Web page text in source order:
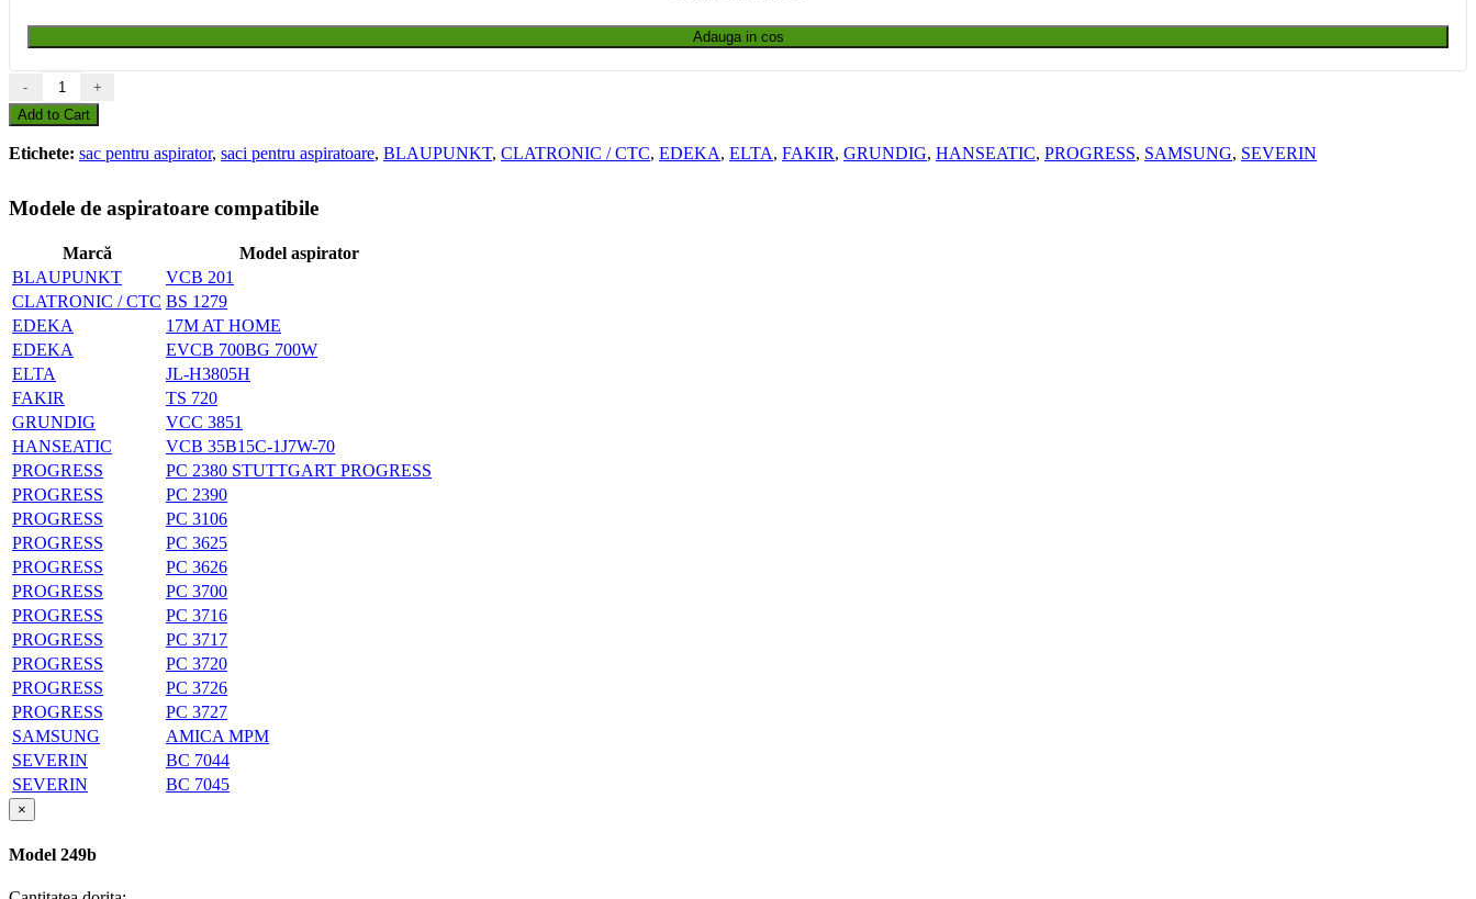
Adauga in cos
-
+
Add to Cart
Etichete: sac pentru aspirator, saci pentru aspiratoare, BLAUPUNKT, CLATRONIC / CTC, EDEKA, ELTA, FAKIR, GRUNDIG, HANSEATIC, PROGRESS, SAMSUNG, SEVERIN
Modele de aspiratoare compatibile
Marcă
Model aspirator
BLAUPUNKT
VCB 201
CLATRONIC / CTC BS 1279
EDEKA
17M AT HOME
EDEKA
EVCB 700BG 700W
ELTA
JL-H3805H
FAKIR
TS 720
GRUNDIG
VCC 3851
HANSEATIC
VCB 35B15C-1J7W-70
PROGRESS
PC 2380 STUTTGART PROGRESS
PROGRESS
PC 2390
PROGRESS
PC 3106
PROGRESS
PC 3625
PROGRESS
PC 3626
PROGRESS
PC 3700
PROGRESS
PC 3716
PROGRESS
PC 3717
PROGRESS
PC 3720
PROGRESS
PC 3726
PROGRESS
PC 3727
SAMSUNG
AMICA MPM
SEVERIN
BC 7044
SEVERIN
BC 7045
×
Model 249b